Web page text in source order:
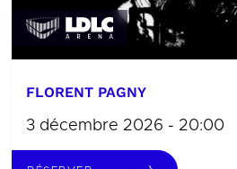
FLORENT PAGNY
3 décembre 2026 - 20:00